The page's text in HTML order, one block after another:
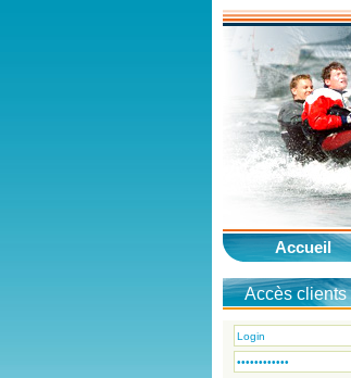
Accueil
Accès clients